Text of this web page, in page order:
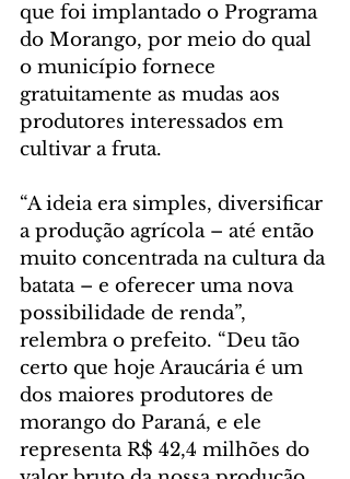
que foi implantado o Programa
do Morango, por meio do qual
o município fornece
gratuitamente as mudas aos
produtores interessados em
cultivar a fruta.
“A ideia era simples, diversificar
a produção agrícola – até então
muito concentrada na cultura da
batata – e oferecer uma nova
possibilidade de renda”,
relembra o prefeito. “Deu tão
certo que hoje Araucária é um
dos maiores produtores de
morango do Paraná, e ele
representa R$ 42,4 milhões do